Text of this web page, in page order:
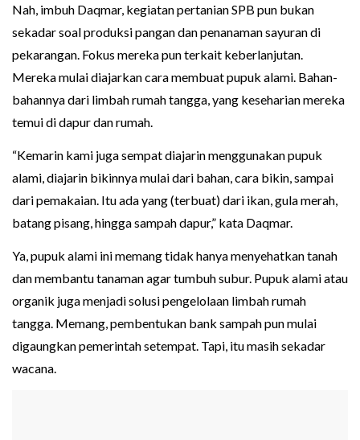
Nah, imbuh Daqmar, kegiatan pertanian SPB pun bukan
sekadar soal produksi pangan dan penanaman sayuran di
pekarangan. Fokus mereka pun terkait keberlanjutan.
Mereka mulai diajarkan cara membuat pupuk alami. Bahan-
bahannya dari limbah rumah tangga, yang keseharian mereka
temui di dapur dan rumah.
“Kemarin kami juga sempat diajarin menggunakan pupuk
alami, diajarin bikinnya mulai dari bahan, cara bikin, sampai
dari pemakaian. Itu ada yang (terbuat) dari ikan, gula merah,
batang pisang, hingga sampah dapur,” kata Daqmar.
Ya, pupuk alami ini memang tidak hanya menyehatkan tanah
dan membantu tanaman agar tumbuh subur. Pupuk alami atau
organik juga menjadi solusi pengelolaan limbah rumah
tangga. Memang, pembentukan bank sampah pun mulai
digaungkan pemerintah setempat. Tapi, itu masih sekadar
wacana.